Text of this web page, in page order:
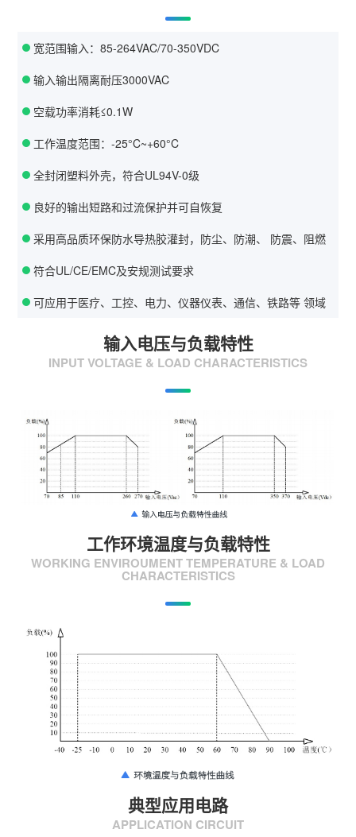
宽范围输入：85-264VAC/70-350VDC
输入输出隔离耐压3000VAC
空载功率消耗≤0.1W
工作温度范围：-25°C~+60°C
全封闭塑料外壳，符合UL94V-0级
良好的输出短路和过流保护并可自恢复
采用高品质环保防水导热胶灌封，防尘、防潮、 防震、阻燃
符合UL/CE/EMC及安规测试要求
可应用于医疗、工控、电力、仪器仪表、通信、铁路等 领域
输入电压与负载特性
INPUT VOLTAGE & LOAD CHARACTERISTICS
工作环境温度与负载特性
WORKING ENVIROUMENT TEMPERATURE & LOAD
CHARACTERISTICS
典型应用电路
APPLICATION CIRCUIT